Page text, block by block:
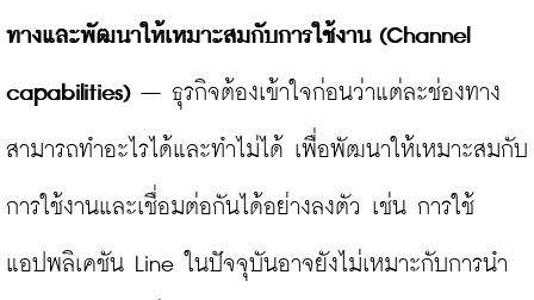
ทางและพัฒนาให้เหมาะสมกับการใช้งาน (Channel
capabilities) – ธุรกิจต้องเข้าใจก่อนว่าแต่ละช่องทาง
สามารถทำอะไรได้และทำไม่ได้ เพื่อพัฒนาให้เหมาะสมกับ
การใช้งานและเชื่อมต่อกันได้อย่างลงตัว เช่น การใช้
แอปพลิเคชัน Line ในปัจจุบันอาจยังไม่เหมาะกับการนำ